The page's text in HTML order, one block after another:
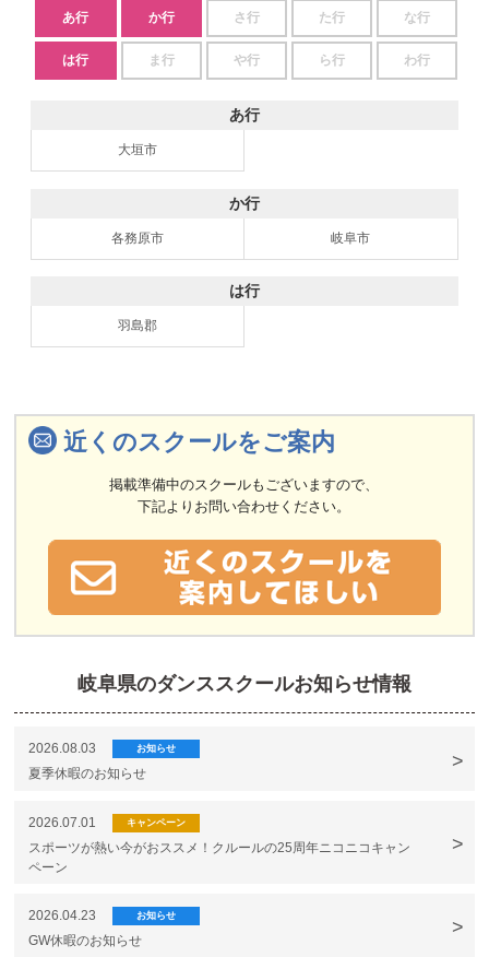
あ行 か行 さ行 た行 な行
は行 ま行 や行 ら行 わ行
あ行
大垣市
か行
各務原市 岐阜市
は行
羽島郡
近くのスクールをご案内
掲載準備中のスクールもございますので、
下記よりお問い合わせください。
岐阜県のダンススクールお知らせ情報
2026.08.03 お知らせ
夏季休暇のお知らせ
2026.07.01 キャンペーン
スポーツが熱い今がおススメ！クルールの25周年ニコニコキャン
ペーン
2026.04.23 お知らせ
GW休暇のお知らせ